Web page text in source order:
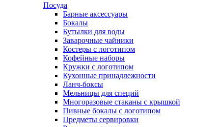
Посуда
Барные аксессуары
Бокалы
Бутылки для воды
Заварочные чайники
Костеры с логотипом
Кофейные наборы
Кружки с логотипом
Кухонные принадлежности
Ланч-боксы
Мельницы для специй
Многоразовые стаканы с крышкой
Пивные бокалы с логотипом
Предметы сервировки